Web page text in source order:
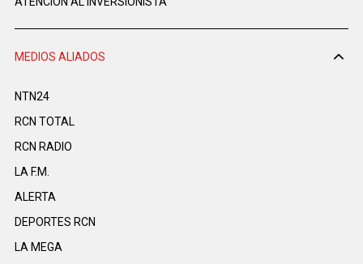
MEDIOS ALIADOS
NTN24
RCN TOTAL
RCN RADIO
LA F.M.
ALERTA
DEPORTES RCN
LA MEGA